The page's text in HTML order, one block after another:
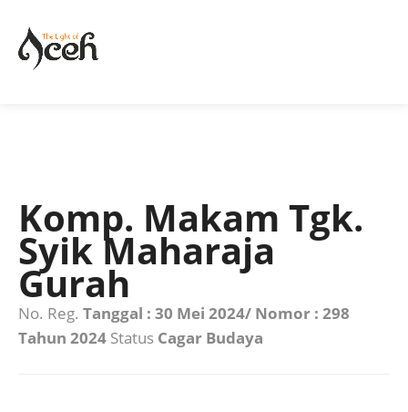
Komp. Makam Tgk.
Syik Maharaja
Gurah
No. Reg. Tanggal : 30 Mei 2024/ Nomor : 298
Tahun 2024 Status Cagar Budaya